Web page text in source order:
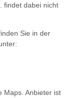
findet dabei nicht
Sie in der
Maps. Anbieter ist